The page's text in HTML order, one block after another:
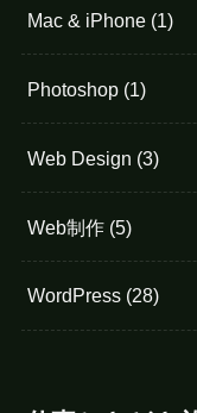
Mac & iPhone (1)
Photoshop (1)
Web Design (3)
Web制作 (5)
WordPress (28)